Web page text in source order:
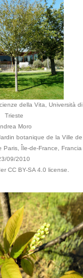
della Vita, Università di
Trieste
Moro
botanique de la Ville de
Paris, Île-de-France, Francia
09/2010
CC BY-SA 4.0 license.